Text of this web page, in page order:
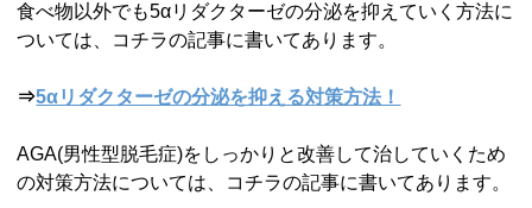
食べ物以外でも5αリダクターゼの分泌を抑えていく方法に
ついては、コチラの記事に書いてあります。
⇒5αリダクターゼの分泌を抑える対策方法！
AGA(男性型脱毛症)をしっかりと改善して治していくため
の対策方法については、コチラの記事に書いてあります。